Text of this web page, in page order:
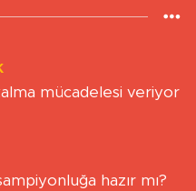
mücadelesi veriyor
hazır mı?